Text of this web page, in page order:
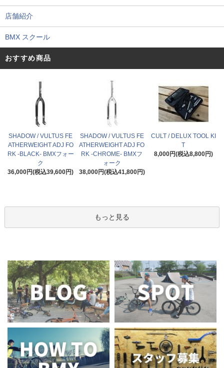
店舗紹介
BMX スクール
おすすめ商品
SHADOW / VULTUS FE
ATHERWEIGHT ADJ FO
RK -BLACK- BMXフォー
ク
36,000円(税込39,600円)
SHADOW / VULTUS FE
ATHERWEIGHT ADJ FO
RK -CHROME- BMXフ
ォーク
38,000円(税込41,800円)
CULT / DELUX TOOL KI
T
8,000円(税込8,800円)
もっと見る